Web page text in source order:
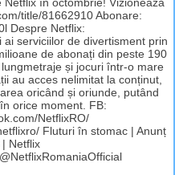
title/81662910 Abonare:
Despre Netflix:
serviciilor de divertisment prin
de abonați din peste 190
și jocuri într-o mare
au acces nelimitat la conținut,
oricând și oriunde, putând
orice moment. FB:
NetflixRO/
Fluturi în stomac | Anunț
Netflix